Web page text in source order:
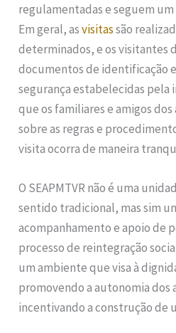
regulamentadas e seguem
Em geral, asvisitassão
determinados, e os visitantes
documentos de identificação
segurança estabelecidas
que os familiares e amigos
sobre as regras e
visita ocorra de maneira
O SEAPMTVR não é uma
sentido tradicional, mas sim
acompanhamento e apoio de
processo de reintegração
um ambiente que visa à
promovendo a autonomia dos
incentivando a construção de